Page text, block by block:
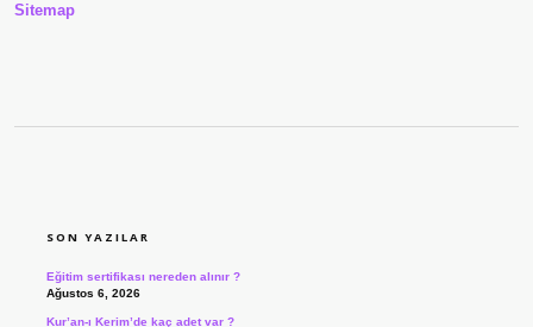
Sitemap
SON YAZILAR
Eğitim sertifikası nereden alınır ?
Ağustos 6, 2026
Kur’an-ı Kerim’de kaç adet var ?